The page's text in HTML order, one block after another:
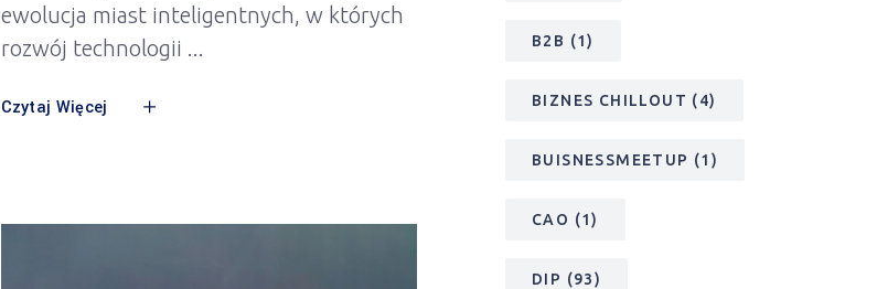
ewolucja miast inteligentnych, w których
rozwój technologii
Czytaj Więcej
B2B (1)
BIZNES CHILLOUT (4)
BUISNESSMEETUP (1)
CAO (1)
DIP (93)